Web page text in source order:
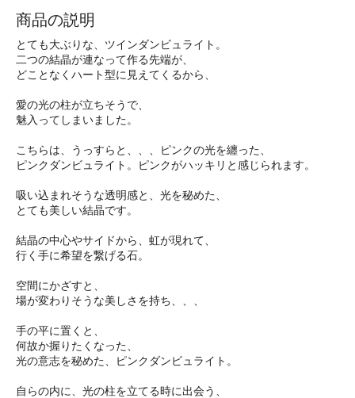
商品の説明
とても大ぶりな、ツインダンビュライト。
二つの結晶が連なって作る先端が、
どことなくハート型に見えてくるから、
愛の光の柱が立ちそうで、
魅入ってしまいました。
こちらは、うっすらと、、、ピンクの光を纏った、
ピンクダンビュライト。ピンクがハッキリと感じられます。
吸い込まれそうな透明感と、光を秘めた、
とても美しい結晶です。
結晶の中心やサイドから、虹が現れて、
行く手に希望を繋げる石。
空間にかざすと、
場が変わりそうな美しさを持ち、、、
手の平に置くと、
何故か握りたくなった、
光の意志を秘めた、ピンクダンビュライト。
自らの内に、光の柱を立てる時に出会う、